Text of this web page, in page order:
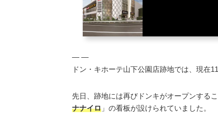
― ―
ドン・キホーテ山下公園店跡地では、現在
先日、跡地には再びドンキがオープンする
ナナイロ 」の看板が設けられていました。